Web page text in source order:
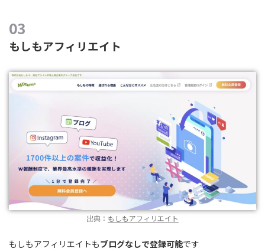
もしもアフィリエイト
出典： もしもアフィリエイト
もしもアフィリエイトもブログなしで登録可能です